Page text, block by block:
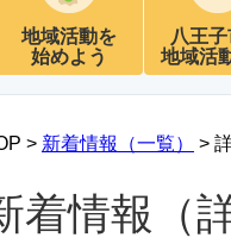
地域活動を
始めよう
八王
地域活
> 新着情報（一覧） >
着情報（